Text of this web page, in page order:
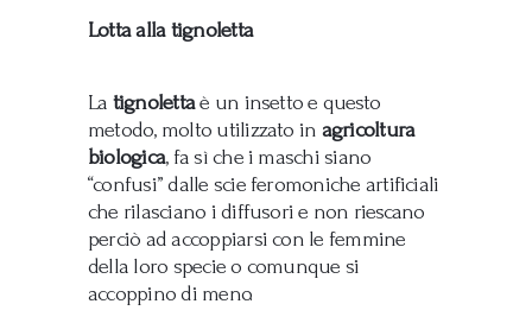
Lotta alla tignoletta
La tignolettaè un insetto e questo
metodo, molto utilizzato in agricoltura
biologica, fa sì che i maschi siano
“confusi” dalle scie feromoniche artificiali
che rilasciano i diffusori e non riescano
perciò ad accoppiarsi con le femmine
della loro specie o comunque si
accoppino di meno.